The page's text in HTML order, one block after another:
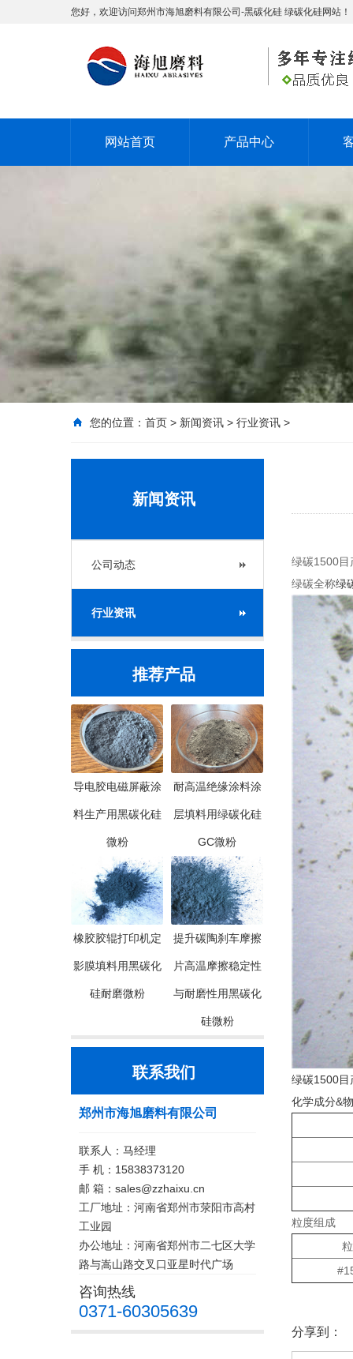
您好，欢迎访问郑州市海旭磨料有限公司-黑碳化硅 绿碳化硅网站！
网站首页 产品中心
您的位置： 首页 > 新闻资讯 > 行业资讯 >
新闻资讯
公司动态
行业资讯
推荐产品
导电胶电磁屏蔽涂
料生产用黑碳化硅
微粉
耐高温绝缘涂料涂
层填料用绿碳化硅
GC微粉
橡胶胶辊打印机定
影膜填料用黑碳化
硅耐磨微粉
提升碳陶刹车摩擦
片高温摩擦稳定性
与耐磨性用黑碳化
硅微粉
联系我们
郑州市海旭磨料有限公司
联系人：马经理
手 机：15838373120
邮 箱：sales@zzhaixu.cn
工厂地址：河南省郑州市荥阳市高村
工业园
办公地址：河南省郑州市二七区大学
路与嵩山路交叉口亚星时代广场
咨询热线
0371-60305639
绿碳1500目
绿碳全称绿
绿碳1500目
化学成分&
粒度组成
分享到：